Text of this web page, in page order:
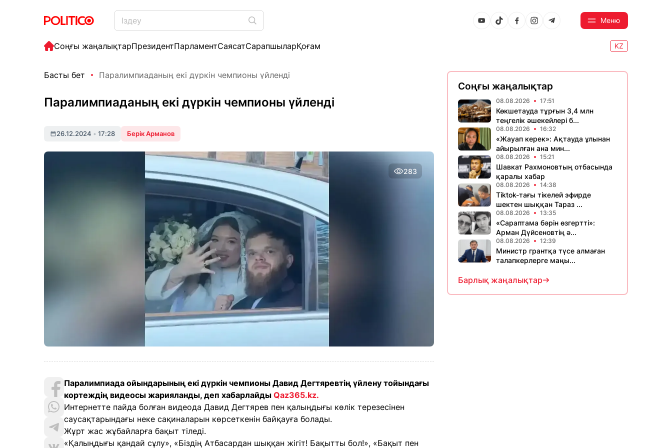
Меню
Соңғы жаңалықтарПрезидентПарламентСаясатСарапшыларҚоғам KZ
Басты бет Паралимпиаданың екі дүркін чемпионы үйленді
Паралимпиаданың екі дүркін чемпионы үйленді
26.12.2024 • 17:28 Берік Арманов
283
Паралимпиада ойындарының екі дүркін чемпионы Давид Дегтяревтің үйлену тойындағы
кортеждің видеосы жарияланды, деп хабарлайды Qaz365.kz.
Интернетте пайда болған видеода Давид Дегтярев пен қалыңдығы көлік терезесінен
саусақтарындағы неке сақиналарын көрсеткенін байқауға болады.
Жұрт жас жұбайларға бақыт тіледі.
«Қалыңдығы қандай сұлу», «Біздің Атбасардан шыққан жігіт! Бақытты бол!», «Бақыт пен
Соңғы жаңалықтар
08.08.2026 17:51
Көкшетауда тұрғын 3,4 млн
теңгелік әшекейлері б...
08.08.2026 16:32
«Жауап керек»: Ақтауда ұлынан
айырылған ана мин...
08.08.2026 15:21
Шавкат Рахмоновтың отбасында
қаралы хабар
08.08.2026 14:38
Tiktok-тағы тікелей эфирде
шектен шыққан Тараз ...
08.08.2026 13:35
«Сараптама бәрін өзгертті»:
Арман Дүйсеновтің ә...
08.08.2026 12:39
Министр грантқа түсе алмаған
талапкерлерге маңы...
Барлық жаңалықтар